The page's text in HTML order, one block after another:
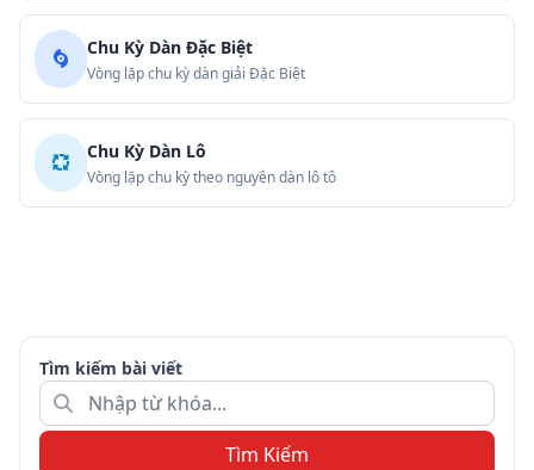
Chu Kỳ Dàn Đặc Biệt
Vòng lặp chu kỳ dàn giải Đặc Biệt
Chu Kỳ Dàn Lô
Vòng lặp chu kỳ theo nguyên dàn lô tô
Tìm kiếm bài viết
Tìm Kiếm